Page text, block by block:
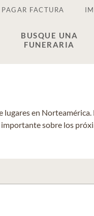
PAGAR FACTURA
BUSQUE UNA
FUNERARIA
en
sobre los